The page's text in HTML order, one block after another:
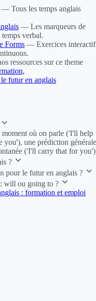
— Tous les temps anglais
— Les marqueurs de
verbal.
Forms — Exercices
ressources sur ce theme
futur en anglais
où on parle ('I'll help
une prédiction générale
('I'll carry that for
?
pour le futur en anglais ?
will ou going to ?
: formation et emploi